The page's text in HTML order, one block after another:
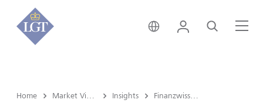
Global • Deutsch
Login Suche
Home Insights